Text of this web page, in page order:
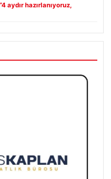
aydır hazırlanıyoruz,